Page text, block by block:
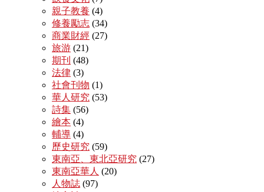
親子教養 (4)
修養勵志 (34)
商業財經 (27)
旅游 (21)
期刊 (48)
法律 (3)
社會刊物 (1)
華人研究 (53)
詩集 (56)
繪本 (4)
輔導 (4)
歷史研究 (59)
東南亞、東北亞研究 (27)
東南亞華人 (20)
人物誌 (97)